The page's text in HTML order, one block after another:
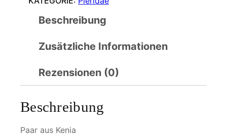
Beschreibung
Zusätzliche Informationen
Rezensionen (0)
Beschreibung
Paar aus Kenia